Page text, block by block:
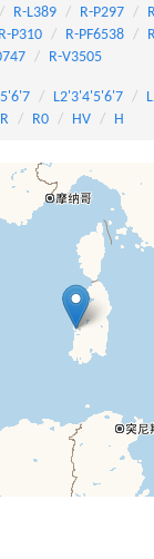
R-L389 R-P297
R-P310 R-PF6538
R-V3505
L2'3'4'5'6'7
R R0 HV H